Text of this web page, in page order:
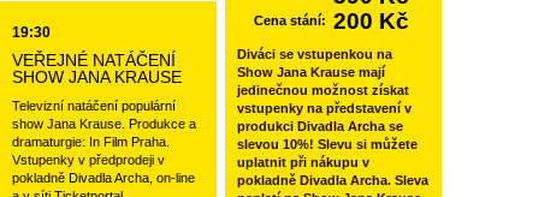
19:30
VEŘEJNÉ NATÁČENÍ
SHOW JANA KRAUSE
Televizní natáčení populární
show Jana Krause. Produkce a
dramaturgie: In Film Praha.
Vstupenky v předprodeji v
pokladně Divadla Archa, on-line
Cena stání: 200 Kč
Diváci se vstupenkou na
Show Jana Krause mají
jedinečnou možnost získat
vstupenky na představení v
produkci Divadla Archa se
slevou 10%! Slevu si můžete
uplatnit při nákupu v
pokladně Divadla Archa. Sleva